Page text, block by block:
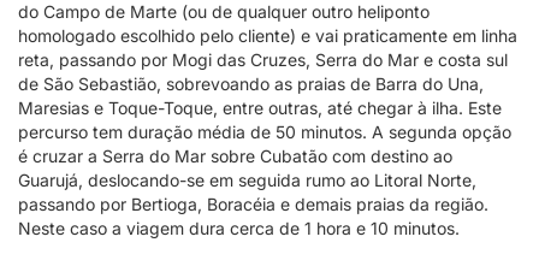
do Campo de Marte (ou de qualquer outro heliponto
homologado escolhido pelo cliente) e vai praticamente em linha
reta, passando por Mogi das Cruzes, Serra do Mar e costa sul
de São Sebastião, sobrevoando as praias de Barra do Una,
Maresias e Toque-Toque, entre outras, até chegar à ilha. Este
percurso tem duração média de 50 minutos. A segunda opção
é cruzar a Serra do Mar sobre Cubatão com destino ao
Guarujá, deslocando-se em seguida rumo ao Litoral Norte,
passando por Bertioga, Boracéia e demais praias da região.
Neste caso a viagem dura cerca de 1 hora e 10 minutos.